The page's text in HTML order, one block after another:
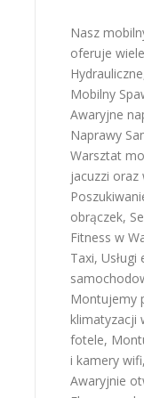
Nasz
oferuje
Hydrauliczne
Mobilny
Awaryjne
Naprawy
Warsztat
jacuzzi oraz
obrączek,
Fitness w
Taxi, Usługi
Montujemy
klimatyzacji
fotele,
i kamery wifi,
Awaryjnie